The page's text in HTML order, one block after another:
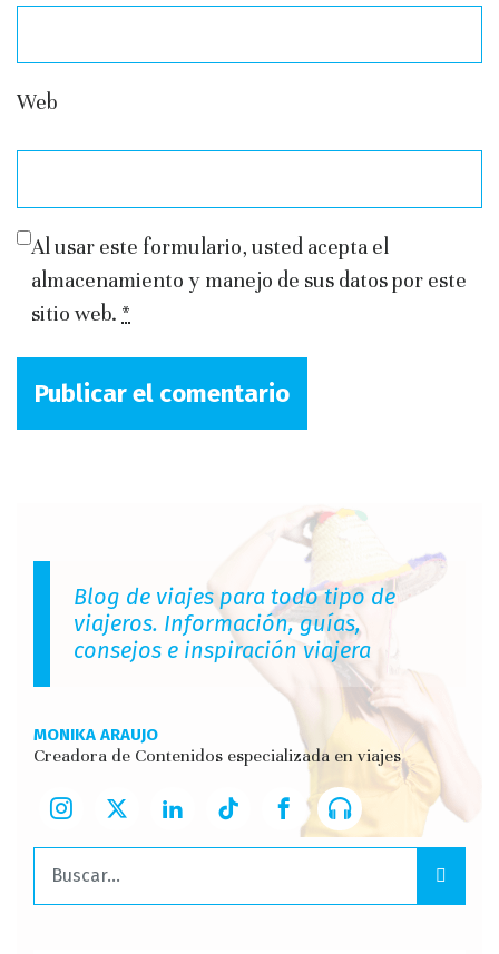
Web
Al usar este formulario, usted acepta el
almacenamiento y manejo de sus datos por este
sitio web. *
Blog de viajes para todo tipo de
viajeros. Información, guías,
consejos e inspiración viajera
MONIKA ARAUJO
Creadora de Contenidos especializada en viajes
Buscar: